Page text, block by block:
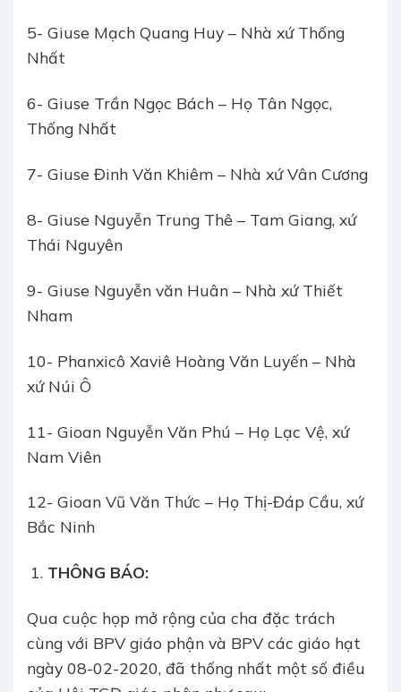
5- Giuse Mạch Quang Huy – Nhà xứ Thống
Nhất
6- Giuse Trần Ngọc Bách – Họ Tân Ngọc,
Thống Nhất
7- Giuse Đinh Văn Khiêm – Nhà xứ Vân Cương
8- Giuse Nguyễn Trung Thê – Tam Giang, xứ
Thái Nguyên
9- Giuse Nguyễn văn Huân – Nhà xứ Thiết
Nham
10- Phanxicô Xaviê Hoàng Văn Luyến – Nhà
xứ Núi Ô
11- Gioan Nguyễn Văn Phú – Họ Lạc Vệ, xứ
Nam Viên
12- Gioan Vũ Văn Thức – Họ Thị-Đáp Cầu, xứ
Bắc Ninh
THÔNG BÁO:
Qua cuộc họp mở rộng của cha đặc trách
cùng với BPV giáo phận và BPV các giáo hạt
ngày 08-02-2020, đã thống nhất một số điều